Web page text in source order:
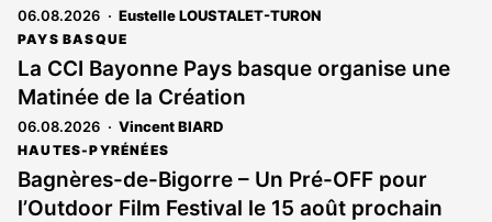
06.08.2026 Eustelle LOUSTALET-TURON
PAYS BASQUE
La CCI Bayonne Pays basque organise une
Matinée de la Création
06.08.2026 Vincent BIARD
HAUTES-PYRÉNÉES
Bagnères-de-Bigorre – Un Pré-OFF pour
l’Outdoor Film Festival le 15 août prochain